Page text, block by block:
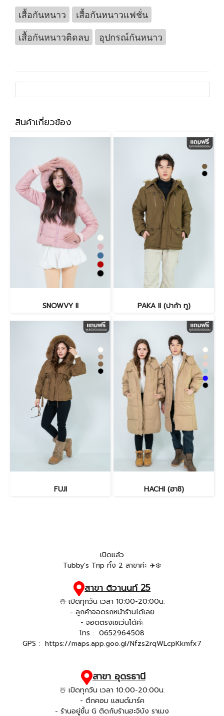
เสื้อกันหนาว
เสื้อกันหนาวแฟชั่น
เสื้อกันหนาวติดลบ
อุปกรณ์กันหนาว
สินค้าเกี่ยวข้อง
SNOWVY II PAKA II (ปาก้า ทู)
FUJI HACHI (ฮาชิ)
เปิดแล้ว
Tubby's Trip ทั้ง 2 สาขาค่ะ ✈️❄️
สาขา ติวานนท์ 25
☃️ เปิดทุกวัน เวลา 10:00-20:00น.
- ลูกค้าจอดรถหน้าร้านได้เลย
- จอดตรงเซเว่นได้ค่ะ
โทร : 0652964508
GPS : https://maps.app.goo.gl/Nfzs2rqWLcpKkmfx7
สาขา อุดรธานี
☃️ เปิดทุกวัน เวลา 10:00-20:00น.
- ตึกคอม แลนด์มาร์ค
- ร้านอยู่ชั้น G ติดกับร้านฮะจิบัง ราเมง